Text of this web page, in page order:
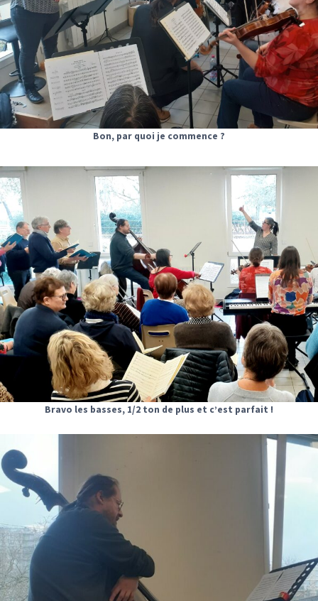
Bon, par quoi je commence ?
Bravo les basses, 1/2 ton de plus et c’est parfait !